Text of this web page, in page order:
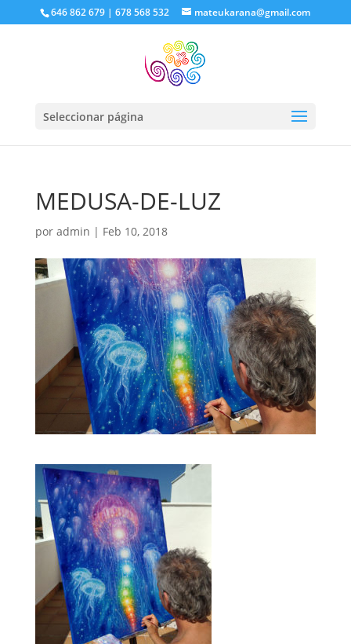
646 862 679 | 678 568 532 mateukarana@gmail.com
Seleccionar página
MEDUSA-DE-LUZ
por admin | Feb 10, 2018